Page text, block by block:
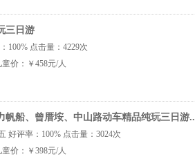
三日游
100% 点击量：4229次
价：￥458元/人
帆船、曾厝垵、中山路动车精品纯玩三日游..
好评率：100% 点击量：3024次
价：￥398元/人